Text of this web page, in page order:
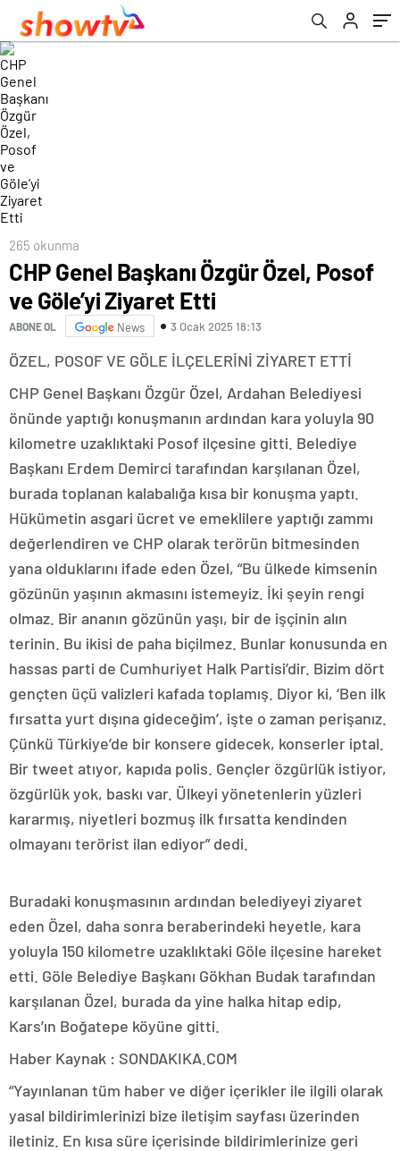
265 okunma
CHP Genel Başkanı Özgür Özel, Posof
ve Göle’yi Ziyaret Etti
ABONE OL News 3 Ocak 2025 18:13
ÖZEL, POSOF VE GÖLE İLÇELERİNİ ZİYARET ETTİ
CHP Genel Başkanı Özgür Özel, Ardahan Belediyesi
önünde yaptığı konuşmanın ardından kara yoluyla 90
kilometre uzaklıktaki Posof ilçesine gitti. Belediye
Başkanı Erdem Demirci tarafından karşılanan Özel,
burada toplanan kalabalığa kısa bir konuşma yaptı.
Hükümetin asgari ücret ve emeklilere yaptığı zammı
değerlendiren ve CHP olarak terörün bitmesinden
yana olduklarını ifade eden Özel, “Bu ülkede kimsenin
gözünün yaşının akmasını istemeyiz. İki şeyin rengi
olmaz. Bir ananın gözünün yaşı, bir de işçinin alın
terinin. Bu ikisi de paha biçilmez. Bunlar konusunda en
hassas parti de Cumhuriyet Halk Partisi’dir. Bizim dört
gençten üçü valizleri kafada toplamış. Diyor ki, ‘Ben ilk
fırsatta yurt dışına gideceğim’, işte o zaman perişanız.
Çünkü Türkiye’de bir konsere gidecek, konserler iptal.
Bir tweet atıyor, kapıda polis. Gençler özgürlük istiyor,
özgürlük yok, baskı var. Ülkeyi yönetenlerin yüzleri
kararmış, niyetleri bozmuş ilk fırsatta kendinden
olmayanı terörist ilan ediyor” dedi.
Buradaki konuşmasının ardından belediyeyi ziyaret
eden Özel, daha sonra beraberindeki heyetle, kara
yoluyla 150 kilometre uzaklıktaki Göle ilçesine hareket
etti. Göle Belediye Başkanı Gökhan Budak tarafından
karşılanan Özel, burada da yine halka hitap edip,
Kars’ın Boğatepe köyüne gitti.
Haber Kaynak : SONDAKIKA.COM
“Yayınlanan tüm haber ve diğer içerikler ile ilgili olarak
yasal bildirimlerinizi bize iletişim sayfası üzerinden
iletiniz. En kısa süre içerisinde bildirimlerinize geri